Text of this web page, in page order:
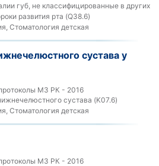
губ, не классифицированные в других
развития рта (Q38.6)
Стоматология детская
сустава у
МЗ РК - 2016
сустава (K07.6)
Стоматология детская
МЗ РК - 2016